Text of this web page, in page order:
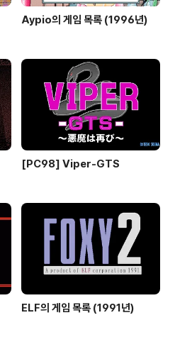
Aypio의 게임 목록 (1996년)
[PC98] Viper-GTS
ELF의 게임 목록 (1991년)